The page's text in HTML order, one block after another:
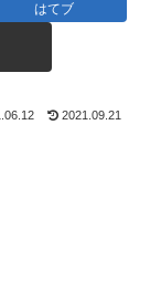
はてブ
2021.09.21